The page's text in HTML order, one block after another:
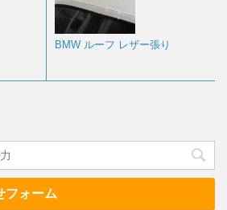
BMW ルーフ レザー張り
フォーム